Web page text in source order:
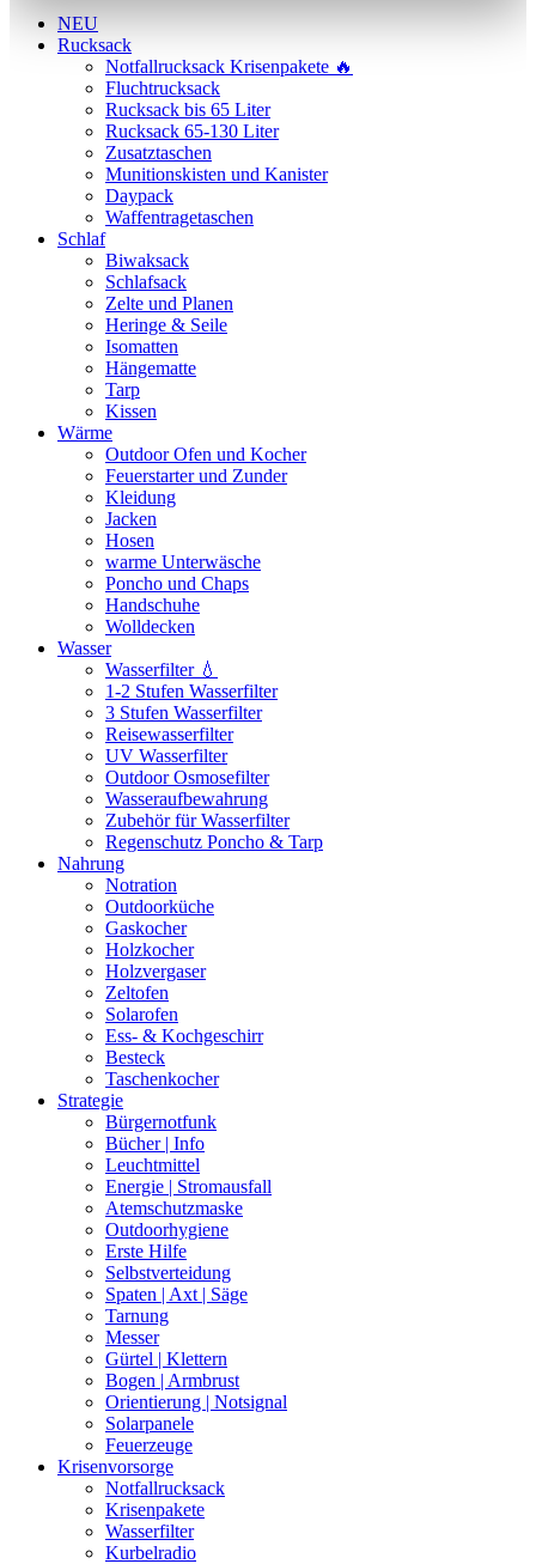
NEU
Rucksack
Notfallrucksack Krisenpakete 🔥
Fluchtrucksack
Rucksack bis 65 Liter
Rucksack 65-130 Liter
Zusatztaschen
Munitionskisten und Kanister
Daypack
Waffentragetaschen
Schlaf
Biwaksack
Schlafsack
Zelte und Planen
Heringe & Seile
Isomatten
Hängematte
Tarp
Kissen
Wärme
Outdoor Ofen und Kocher
Feuerstarter und Zunder
Kleidung
Jacken
Hosen
warme Unterwäsche
Poncho und Chaps
Handschuhe
Wolldecken
Wasser
Wasserfilter 💧
1-2 Stufen Wasserfilter
3 Stufen Wasserfilter
Reisewasserfilter
UV Wasserfilter
Outdoor Osmosefilter
Wasseraufbewahrung
Zubehör für Wasserfilter
Regenschutz Poncho & Tarp
Nahrung
Notration
Outdoorküche
Gaskocher
Holzkocher
Holzvergaser
Zeltofen
Solarofen
Ess- & Kochgeschirr
Besteck
Taschenkocher
Strategie
Bürgernotfunk
Bücher | Info
Leuchtmittel
Energie | Stromausfall
Atemschutzmaske
Outdoorhygiene
Erste Hilfe
Selbstverteidung
Spaten | Axt | Säge
Tarnung
Messer
Gürtel | Klettern
Bogen | Armbrust
Orientierung | Notsignal
Solarpanele
Feuerzeuge
Krisenvorsorge
Notfallrucksack
Krisenpakete
Wasserfilter
Kurbelradio